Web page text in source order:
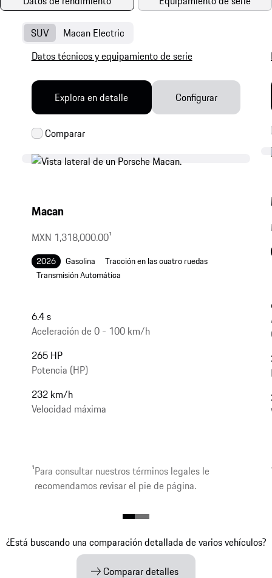
SUV Macan Electric
Macan
MXN 1,318,000.001
2026 Gasolina
Tracción en las cuatro ruedas
Transmisión Automática
6.4 s
Aceleración de 0 - 100 km/h
265 HP
Potencia (HP)
232 km/h
Velocidad máxima
1Para consultar nuestros términos legales le
recomendamos revisar el pie de página.
Datos técnicos y equipamiento de serie
Explora en detalle Configurar
¿Está buscando una comparación detallada de varios vehículos?
Comparar detalles